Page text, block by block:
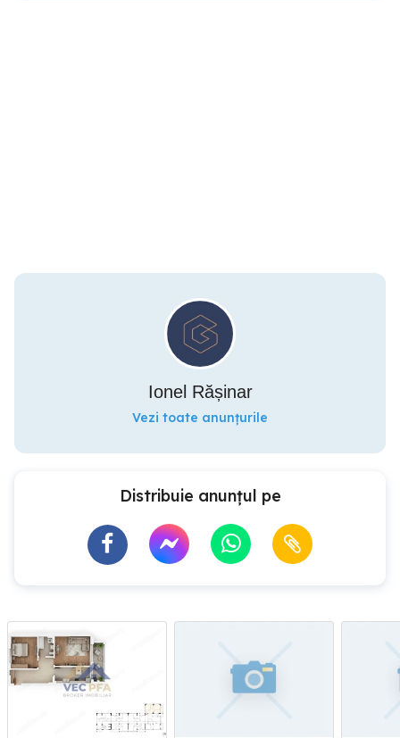
Ionel Rășinar
Vezi toate anunțurile
Distribuie anunțul pe